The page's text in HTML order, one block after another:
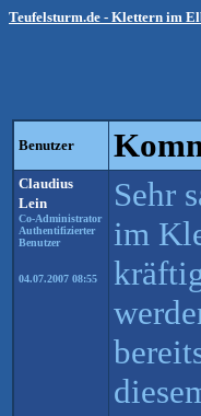
Teufelsturm.de - Klettern im
Benutzer
Claudius
Lein
Co-Administrator
Authentifizierter
Benutzer
04.07.2007 08:55
Sehr
im